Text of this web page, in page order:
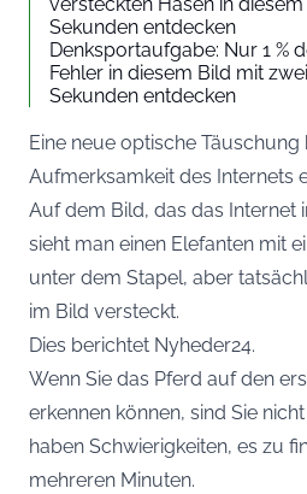
Sekunden entdecken
Denksportaufgabe: Nur 1 %
Fehler in diesem Bild mit
Sekunden entdecken
Eine neue optische Täuschung
Aufmerksamkeit des Internets
Auf dem Bild, das das Internet
sieht man einen Elefanten mit
unter dem Stapel, aber
im Bild versteckt.
Dies berichtet Nyheder24.
Wenn Sie das Pferd auf den
erkennen können, sind Sie
haben Schwierigkeiten, es zu
mehreren Minuten.